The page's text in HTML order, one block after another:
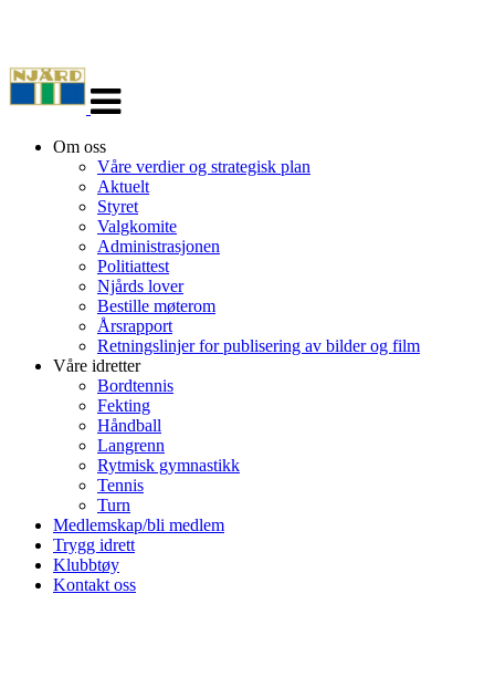
navigasjon
Om oss
Våre verdier og strategisk plan
Aktuelt
Styret
Valgkomite
Administrasjonen
Politiattest
Njårds lover
Bestille møterom
Årsrapport
Retningslinjer for publisering av bilder og film
Våre idretter
Bordtennis
Fekting
Håndball
Langrenn
Rytmisk gymnastikk
Tennis
Turn
Medlemskap/bli medlem
Trygg idrett
Klubbtøy
Kontakt oss